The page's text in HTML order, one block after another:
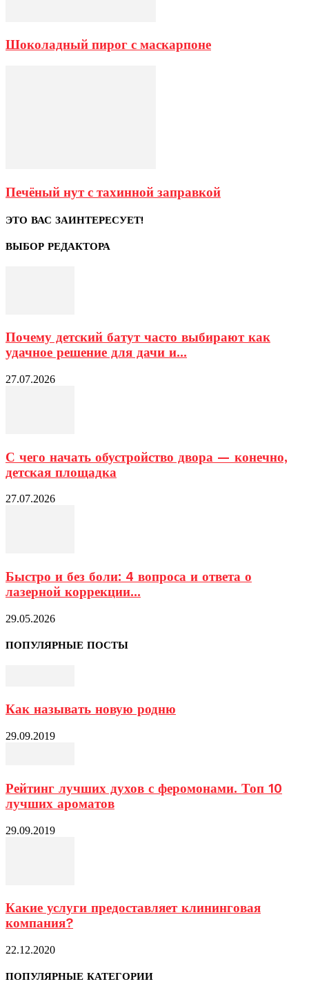
Шоколадный пирог с маскарпоне
Печёный нут с тахинной заправкой
ЭТО ВАС ЗАИНТЕРЕСУЕТ!
ВЫБОР РЕДАКТОРА
Почему детский батут часто выбирают как
удачное решение для дачи и...
27.07.2026
С чего начать обустройство двора — конечно,
детская площадка
27.07.2026
Быстро и без боли: 4 вопроса и ответа о
лазерной коррекции...
29.05.2026
ПОПУЛЯРНЫЕ ПОСТЫ
Как называть новую родню
29.09.2019
Рейтинг лучших духов с феромонами. Топ 10
лучших ароматов
29.09.2019
Какие услуги предоставляет клининговая
компания?
22.12.2020
ПОПУЛЯРНЫЕ КАТЕГОРИИ